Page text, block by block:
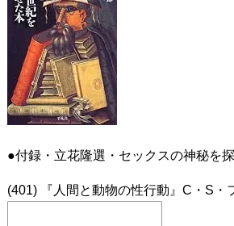
●付録・立花隆選・セックスの神秘を
(401) 『人間と動物の性行動』C・S・